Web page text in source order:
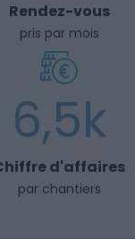
Rendez-vous
pris par mois
6,5k
d'affaires
par chantiers